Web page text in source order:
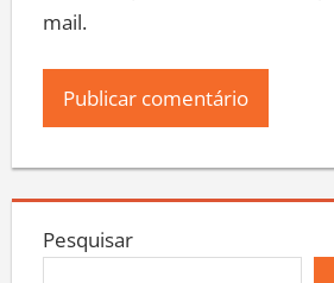
mail.
Pesquisar